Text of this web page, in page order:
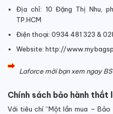
Địa chỉ: 10 Đặng Thị Nhu,
TP.HCM
Điện thoại: 0934 481 323 &
Website: http://
Laforce mời bạn xem ngay
Chính sách bảo hành thắt
Với tiêu chí “Một lần mua – Bảo